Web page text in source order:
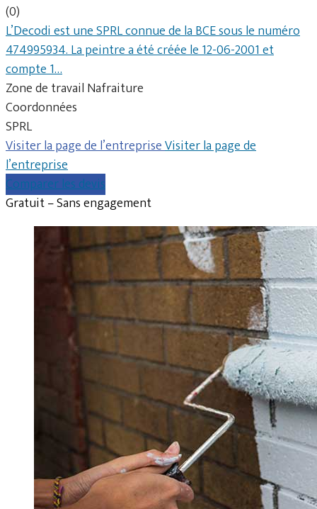
(0)
L’Decodi est une SPRL connue de la BCE sous le numéro
474995934. La peintre a été créée le 12-06-2001 et
compte 1…
Zone de travail Nafraiture
Coordonnées
SPRL
Visiter la page de l’entrepriseVisiter la page de
l’entreprise
Comparer les devis
Gratuit – Sans engagement